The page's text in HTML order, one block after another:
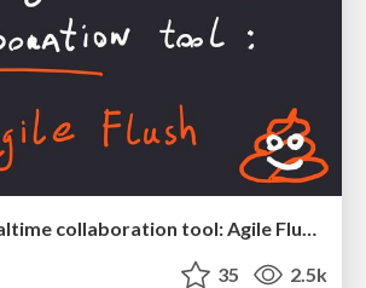
Creating an realtime collaboration tool: Agile Flush - .NET Oxford
35 2.5k